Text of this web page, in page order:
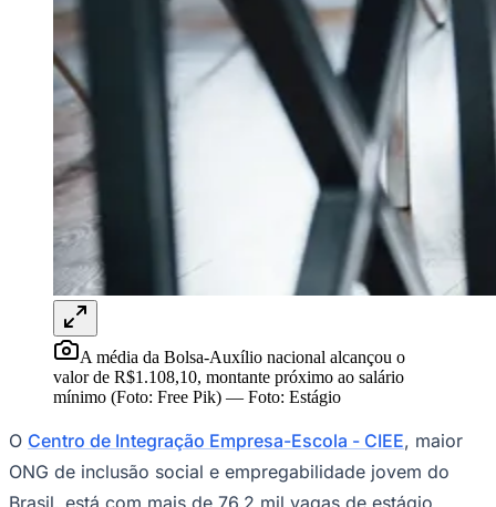
Para Sua Empresa
Anuncie Regional
Guia de Empresas
Vagas na Região
Hub de Negócios
Guia Comercial
Selo Verificado
Portal Educacional
Agenda de Vestibulares
Vagas de Emprego
Concursos
Panorama Econômico
Panorama Econômico
Para Sua Empresa
Anuncie no Portal
Anunciar VagasNovo
NBA
A média da Bolsa-Auxílio nacional alcançou o
valor de R$1.108,10, montante próximo ao salário
mínimo (Foto: Free Pik) — Foto: Estágio
O Centro de Integração Empresa-Escola - CIEE, maior
ONG de inclusão social e empregabilidade jovem do
Brasil, está com mais de 76,2 mil vagas de estágio